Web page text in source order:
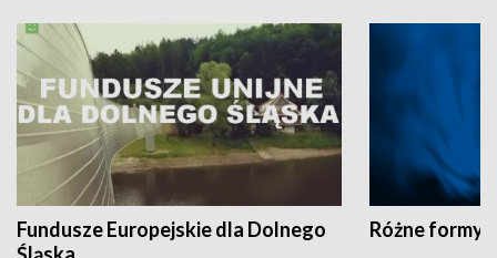
Fundusze Europejskie dla Dolnego
Różne formy